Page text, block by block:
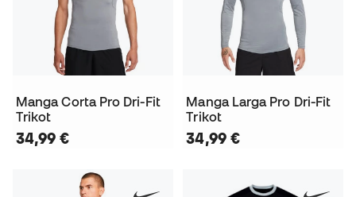
Manga Corta Pro Dri-Fit
Trikot
34,99 €
Manga Larga Pro Dri-Fit
Trikot
34,99 €